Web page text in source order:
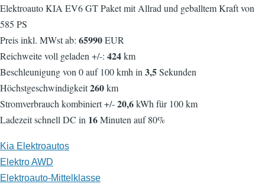
Elektroauto KIA EV6 GT Paket mit Allrad und geballtem Kraft von
585 PS
Preis inkl. MWst ab: 65990EUR
Reichweite voll geladen +/-: 424km
Beschleunigung von 0 auf 100 kmh in3,5Sekunden
Höchstgeschwindigkeit260km
Stromverbrauch kombiniert +/-20,6kWh für 100 km
Ladezeit schnell DC in 16Minuten auf 80%
Kia Elektroautos
Elektro AWD
Elektroauto-Mittelklasse